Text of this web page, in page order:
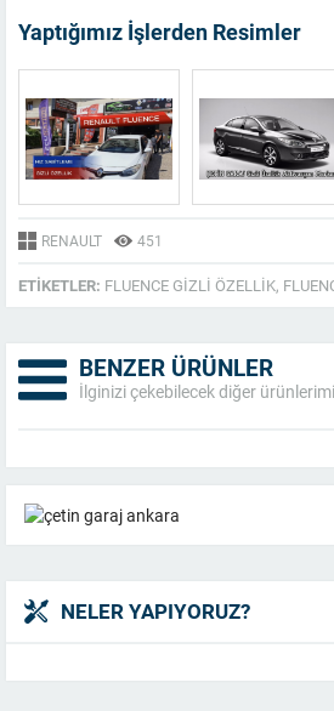
Yaptığımız İşlerden Resimler
RENAULT 451
ETIKETLER: FLUENCE GIZLI ÖZELLIK,
BENZER ÜRÜNLER
İlginizi çekebilecek diğer
NELER YAPIYORUZ?